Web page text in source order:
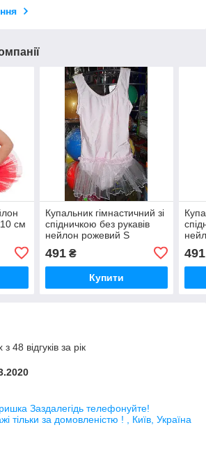
см
Купальник гімнастичний зі
спідничкою без рукавів
нейлон рожевий S
491₴
Купити
491
48 відгуків за рік
Заздалегiдь телефонуйте!
тiльки за домовленістю ! , Київ, Україна